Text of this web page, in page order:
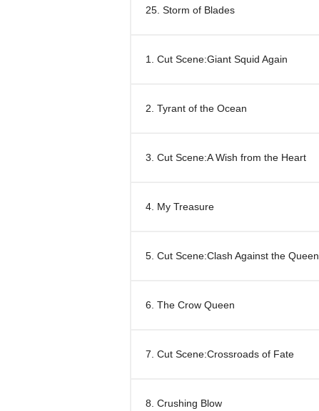
25. Storm of Blades
1. Cut Scene:Giant Squid Again
2. Tyrant of the Ocean
3. Cut Scene:A Wish from the Heart
4. My Treasure
5. Cut Scene:Clash Against the Queen
6. The Crow Queen
7. Cut Scene:Crossroads of Fate
8. Crushing Blow